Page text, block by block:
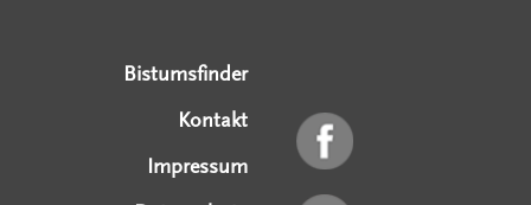
Bistumsfinder
Kontakt
Impressum